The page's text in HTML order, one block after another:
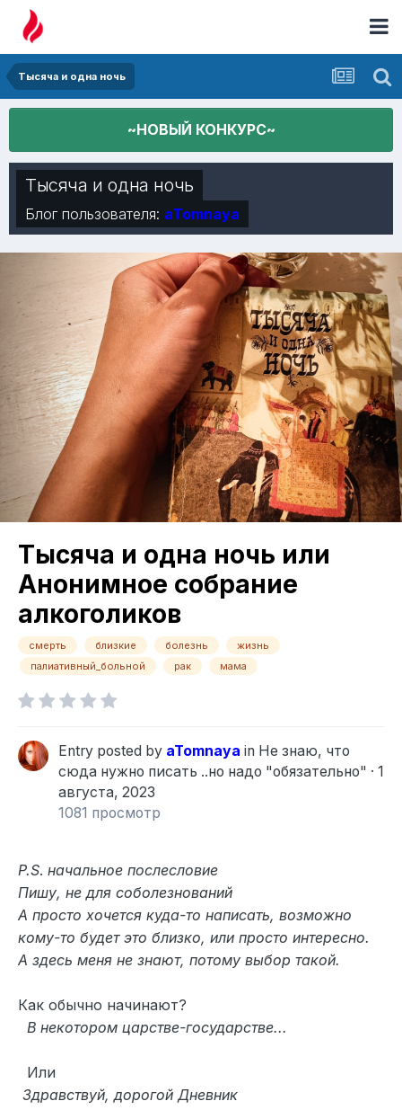
Тысяча и одна ночь
~НОВЫЙ КОНКУРС~
Тысяча и одна ночь
Блог пользователя: aTomnaya
Тысяча и одна ночь или
Анонимное собрание
алкоголиков
смерть близкие болезнь
жизнь
палиативный_больной
рак мама
Entry posted by aTomnaya in Не знаю, что
сюда нужно писать ..но надо "обязательно" · 1
августа, 2023
1081 просмотр
P.S. начальное послесловие
Пишу, не для соболезнований
А просто хочется куда-то написать, возможно
кому-то будет это близко, или просто интересно.
А здесь меня не знают, потому выбор такой.
Как обычно начинают?
В некотором царстве-государстве...
Или
Здравствуй, дорогой Дневник